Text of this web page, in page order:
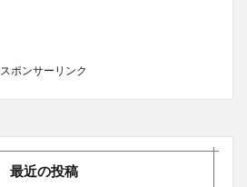
スポンサーリンク
最近の投稿